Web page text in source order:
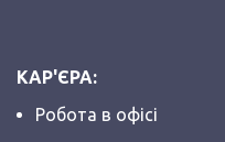
КАР'ЄРА:
Робота в офісі